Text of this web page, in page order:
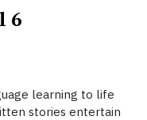
6
learning to life
stories entertain